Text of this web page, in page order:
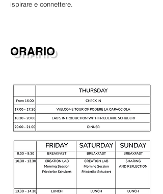
ispirare e connettere.
ORARIO